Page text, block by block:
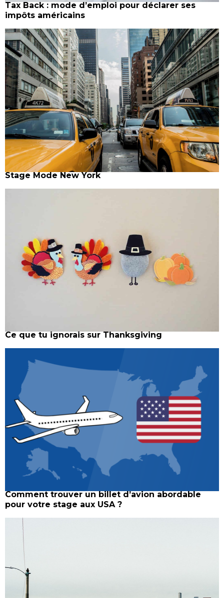
Tax Back : mode d’emploi pour déclarer ses
impôts américains
Stage Mode New York
Ce que tu ignorais sur Thanksgiving
Comment trouver un billet d’avion abordable
pour votre stage aux USA ?